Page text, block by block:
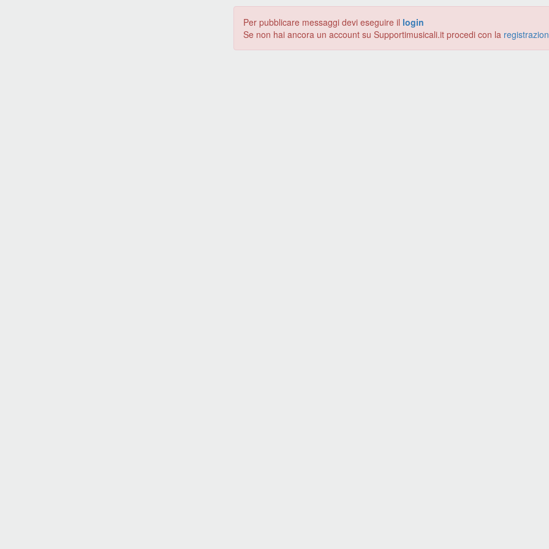
Per pubblicare messaggi devi eseguire il login
Se non hai ancora un account su Supportimusicali.it procedi con la